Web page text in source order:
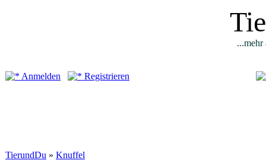
...mehr
Anmelden Registrieren
TierundDu » Knuffel